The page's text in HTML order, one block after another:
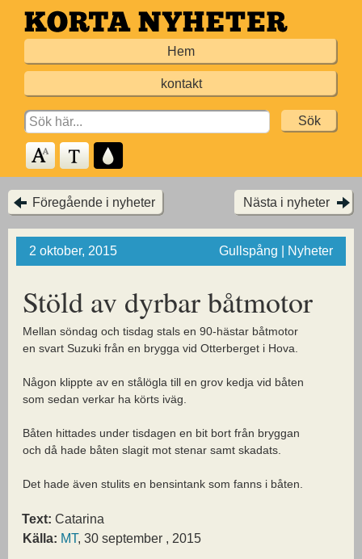
Hoppa
till
Hem
kontakt
Search
for:
Föregående i nyheter Nästa i nyheter
2 oktober, 2015 Gullspång | Nyheter
Stöld av dyrbar båtmotor
Mellan söndag och tisdag stals en 90-hästar båtmotor
en svart Suzuki från en brygga vid Otterberget i Hova.
Någon klippte av en stålögla till en grov kedja vid båten
som sedan verkar ha körts iväg.
Båten hittades under tisdagen en bit bort från bryggan
och då hade båten slagit mot stenar samt skadats.
Det hade även stulits en bensintank som fanns i båten.
Text: Catarina
Källa: MT, 30 september , 2015